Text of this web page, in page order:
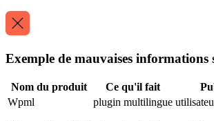
Exemple de mauvaises
Nom du produit Ce qu'il fait
Wpml
plugin multilingue